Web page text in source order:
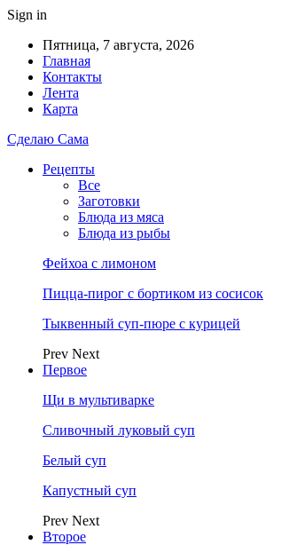
Sign in
Пятница, 7 августа, 2026
Главная
Контакты
Лента
Карта
Сделаю Сама
Рецепты
Все
Заготовки
Блюда из мяса
Блюда из рыбы
Фейхоа с лимоном
Пицца-пирог с бортиком из сосисок
Тыквенный суп-пюре с курицей
Prev Next
Первое
Щи в мультиварке
Сливочный луковый суп
Белый суп
Капустный суп
Prev Next
Второе